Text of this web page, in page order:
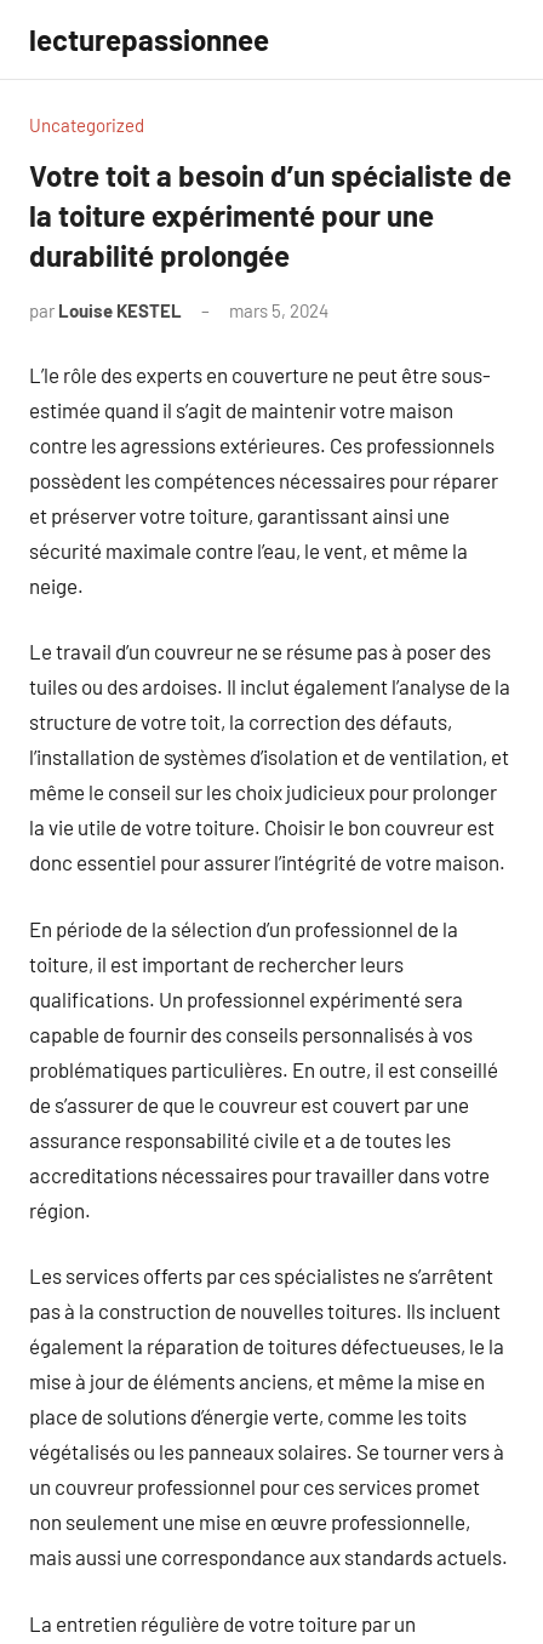
contenu
lecturepassionnee
Uncategorized
Votre toit a besoin d’un spécialiste de
la toiture expérimenté pour une
durabilité prolongée
par Louise KESTEL mars 5, 2024
L’le rôle des experts en couverture ne peut être sous-
estimée quand il s’agit de maintenir votre maison
contre les agressions extérieures. Ces professionnels
possèdent les compétences nécessaires pour réparer
et préserver votre toiture, garantissant ainsi une
sécurité maximale contre l’eau, le vent, et même la
neige.
Le travail d’un couvreur ne se résume pas à poser des
tuiles ou des ardoises. Il inclut également l’analyse de la
structure de votre toit, la correction des défauts,
l’installation de systèmes d’isolation et de ventilation, et
même le conseil sur les choix judicieux pour prolonger
la vie utile de votre toiture. Choisir le bon couvreur est
donc essentiel pour assurer l’intégrité de votre maison.
En période de la sélection d’un professionnel de la
toiture, il est important de rechercher leurs
qualifications. Un professionnel expérimenté sera
capable de fournir des conseils personnalisés à vos
problématiques particulières. En outre, il est conseillé
de s’assurer de que le couvreur est couvert par une
assurance responsabilité civile et a de toutes les
accreditations nécessaires pour travailler dans votre
région.
Les services offerts par ces spécialistes ne s’arrêtent
pas à la construction de nouvelles toitures. Ils incluent
également la réparation de toitures défectueuses, le la
mise à jour de éléments anciens, et même la mise en
place de solutions d’énergie verte, comme les toits
végétalisés ou les panneaux solaires. Se tourner vers à
un couvreur professionnel pour ces services promet
non seulement une mise en œuvre professionnelle,
mais aussi une correspondance aux standards actuels.
La entretien régulière de votre toiture par un